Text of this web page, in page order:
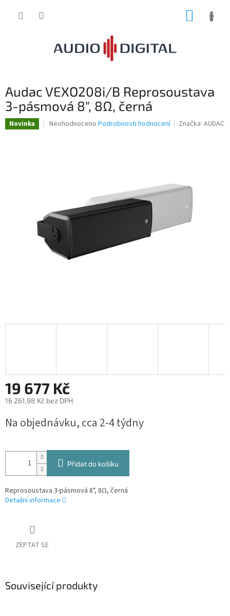
Audac VEXO208i/B Reprosoustava
3-pásmová 8", 8Ω, černá
Novinka
Průměrné
Neohodnoceno Podrobnosti hodnocení Značka:AUDAC
19 677 Kč
16 261,98 Kč bez DPH
cena:
Na objednávku, cca 2-4 týdny
Přidat do košíku
Reprosoustava 3-pásmová 8", 8Ω, černá
Detailní informace
ZEPTAT SE
Související produkty